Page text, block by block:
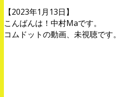
【2023年1月13日】
こんばんは！中村Maです。
コムドットの動画、未視聴です。